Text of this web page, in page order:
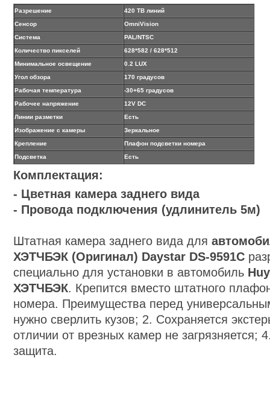
Разрешение
420 ТВ линий
Сенсор
OmniVision
Система
PAL/NTSC
Количество пикселей
628*582 / 628*512
Минимальное освещение
0.2 LUX
Угол обзора
170 градусов
Рабочая температура
-30+65 градусов
Рабочее напряжение
12V DC
Линии разметки
Есть
Изображение с камеры
Зеркальное
Крепление
Плафон подсветки номера
Подсветка
Есть
Комплектация:
- Цветная камера заднего вида
- Провода подключения (удлинитель 5м)
Штатная камера заднего вида для
ХЭТЧБЭК (Оригинал) Daystar DS-9591C
специально для установки в автомобиль
ХЭТЧБЭК. Крепится вместо штатного
номера. Преимущества перед
нужно сверлить кузов; 2. Сохраняется
отличии от врезных камер не загрязняется;
защита.